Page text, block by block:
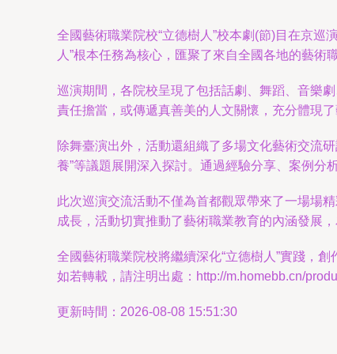
全國藝術職業院校“立德樹人”校本劇(節)目在京
人”根本任務為核心，匯聚了來自全國各地的藝
巡演期間，各院校呈現了包括話劇、舞蹈、音樂
責任擔當，或傳遞真善美的人文關懷，充分體現
除舞臺演出外，活動還組織了多場文化藝術交流
養”等議題展開深入探討。通過經驗分享、案例分
此次巡演交流活動不僅為首都觀眾帶來了一場場
成長，活動切實推動了藝術職業教育的內涵發展
全國藝術職業院校將繼續深化“立德樹人”實踐，
如若轉載，請注明出處：http://m.homebb.cn/
更新時間：2026-08-08 15:51:30